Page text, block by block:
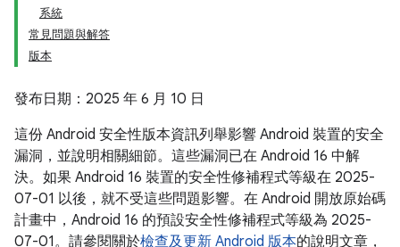
系統
常見問題與解答
版本
發布日期：2025 年 6 月 10 日
這份 Android 安全性版本資訊列舉影響 Android 裝置的安全
漏洞，並說明相關細節。這些漏洞已在 Android 16 中解
決。如果 Android 16 裝置的安全性修補程式等級在 2025-
07-01 以後，就不受這些問題影響。在 Android 開放原始碼
計畫中，Android 16 的預設安全性修補程式等級為 2025-
07-01。請參閱關於檢查及更新 Android 版本的說明文章，